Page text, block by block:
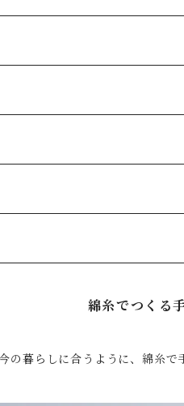
綿糸でつくる
の暮らしに合うように、綿糸